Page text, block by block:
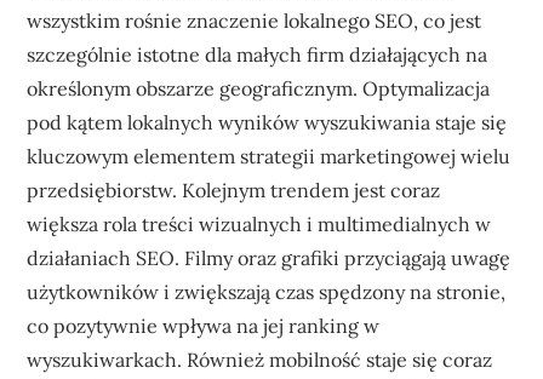
wszystkim rośnie znaczenie lokalnego SEO, co jest
szczególnie istotne dla małych firm działających na
określonym obszarze geograficznym. Optymalizacja
pod kątem lokalnych wyników wyszukiwania staje się
kluczowym elementem strategii marketingowej wielu
przedsiębiorstw. Kolejnym trendem jest coraz
większa rola treści wizualnych i multimedialnych w
działaniach SEO. Filmy oraz grafiki przyciągają uwagę
użytkowników i zwiększają czas spędzony na stronie,
co pozytywnie wpływa na jej ranking w
wyszukiwarkach. Również mobilność staje się coraz